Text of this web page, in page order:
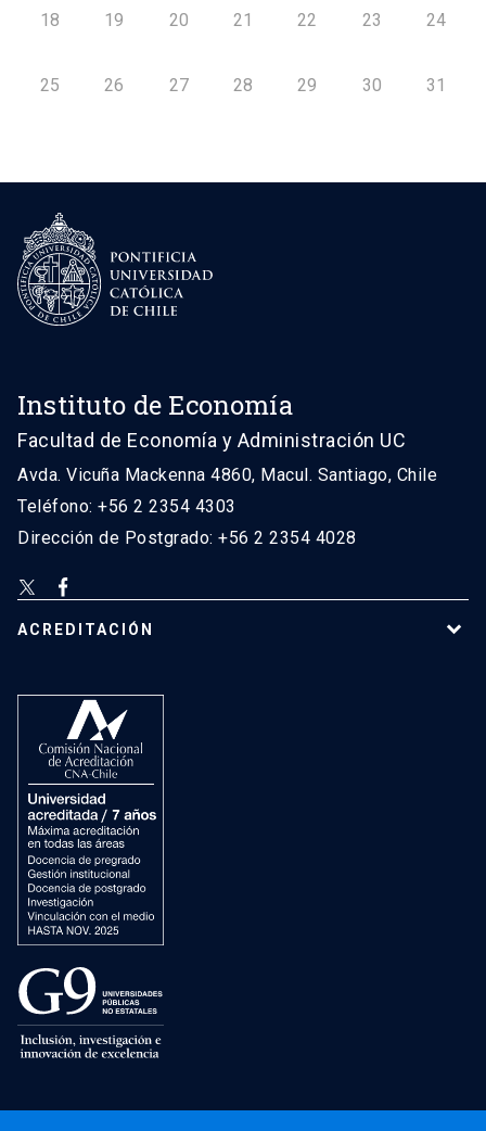
18 19 20 21 22 23 24
25 26 27 28 29 30 31
Instituto de Economía
Facultad de Economía y Administración UC
Avda. Vicuña Mackenna 4860, Macul. Santiago, Chile
Teléfono: +56 2 2354 4303
Dirección de Postgrado: +56 2 2354 4028
ACREDITACIÓN